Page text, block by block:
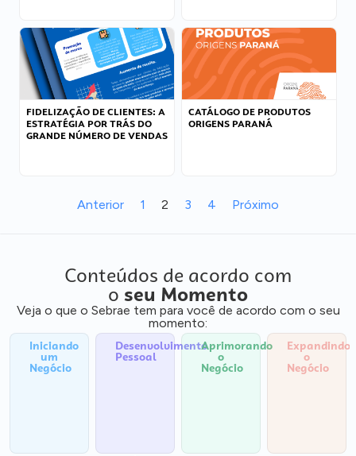
FIDELIZAÇÃO DE CLIENTES: A
ESTRATÉGIA POR TRÁS DO
GRANDE NÚMERO DE VENDAS
CATÁLOGO DE PRODUTOS
ORIGENS PARANÁ
Anterior 1 2 3 4 Próximo
Conteúdos de acordo com
o seu Momento
Veja o que o Sebrae tem para você de acordo com o seu
momento:
Iniciando
um
Negócio
Desenvolvimento
Pessoal
Aprimorando
o
Negócio
Expandindo
o
Negócio